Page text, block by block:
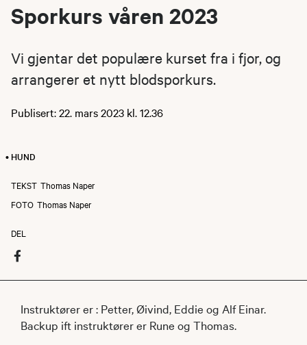
Sporkurs våren 2023
Vi gjentar det populære kurset fra i fjor, og
arrangerer et nytt blodsporkurs.
Publisert: 22. mars 2023 kl. 12.36
• HUND
TEKST Thomas Naper
FOTO Thomas Naper
DEL
Instruktører er : Petter, Øivind, Eddie og Alf Einar.
Backup ift instruktører er Rune og Thomas.